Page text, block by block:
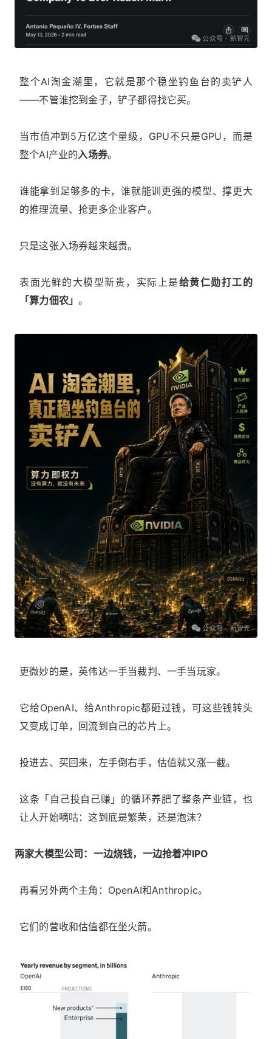
整个AI淘金潮里，它就是那个稳坐钓鱼台的卖铲人
——不管谁挖到金子，铲子都得找它买。
当市值冲到5万亿这个量级，GPU不只是GPU，而是
整个AI产业的入场券。
谁能拿到足够多的卡，谁就能训更强的模型、撑更大
的推理流量、抢更多企业客户。
只是这张入场券越来越贵。
表面光鲜的大模型新贵，实际上是给黄仁勋打工的
「算力佃农」。
更微妙的是，英伟达一手当裁判、一手当玩家。
它给OpenAI、给Anthropic都砸过钱，可这些钱转头
又变成订单，回流到自己的芯片上。
投进去、买回来，左手倒右手，估值就又涨一截。
这条「自己投自己赚」的循环养肥了整条产业链，也
让人开始嘀咕：这到底是繁荣，还是泡沫？
两家大模型公司：一边烧钱，一边抢着冲IPO
再看另外两个主角：OpenAI和Anthropic。
它们的营收和估值都在坐火箭。